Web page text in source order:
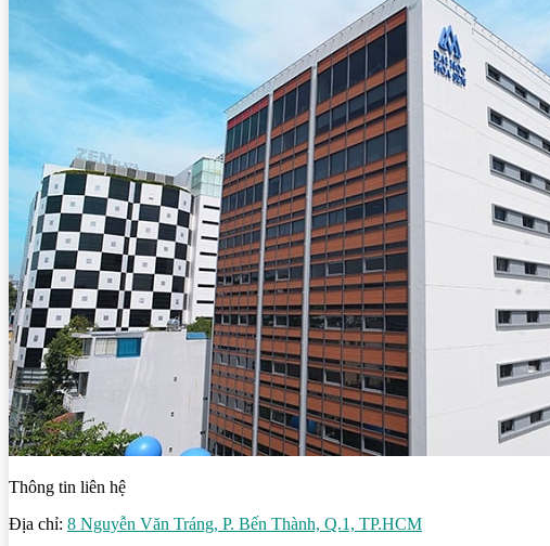
Thông tin liên hệ
Địa chỉ: 8 Nguyễn Văn Tráng, P. Bến Thành, Q.1, TP.HCM